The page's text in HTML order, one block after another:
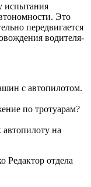
испытания
Это
передвигается
водителя-
с автопилотом.
по тротуарам?
автопилоту на
Редактор отдела